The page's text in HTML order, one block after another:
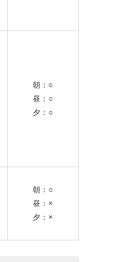
朝：○
昼：○
夕：○
朝：○
昼：×
夕：×